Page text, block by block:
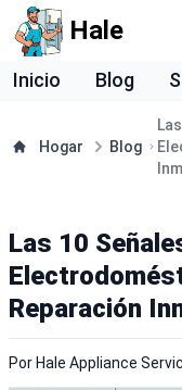
Hale
Inicio Blog
Hogar Blog
Las 10
Reparación
Por Hale Appliance